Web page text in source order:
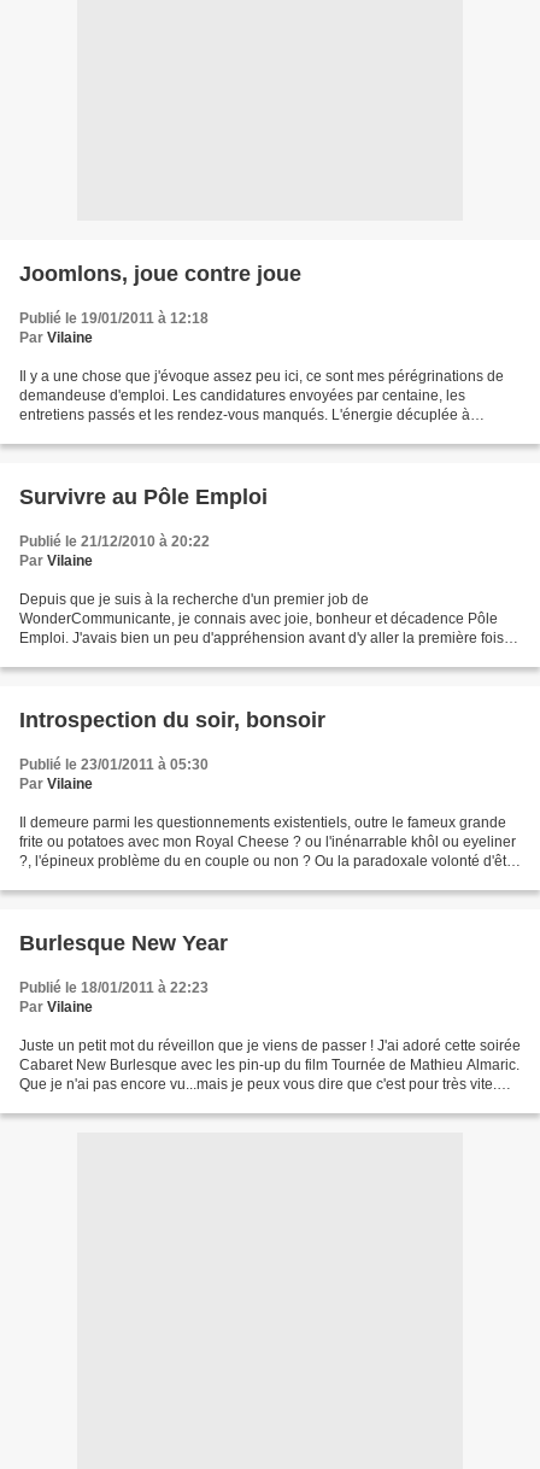
Joomlons, joue contre joue
Publié le 19/01/2011 à 12:18
Par Vilaine
Il y a une chose que j'évoque assez peu ici, ce sont mes pérégrinations de
demandeuse d'emploi. Les candidatures envoyées par centaine, les
entretiens passés et les rendez-vous manqués. L'énergie décuplée à
Survivre au Pôle Emploi
Publié le 21/12/2010 à 20:22
Par Vilaine
Depuis que je suis à la recherche d'un premier job de
WonderCommunicante, je connais avec joie, bonheur et décadence Pôle
Emploi. J'avais bien un peu d'appréhension avant d'y aller la première fois
Introspection du soir, bonsoir
Publié le 23/01/2011 à 05:30
Par Vilaine
Il demeure parmi les questionnements existentiels, outre le fameux grande
frite ou potatoes avec mon Royal Cheese ? ou l'inénarrable khôl ou eyeliner
?, l'épineux problème du en couple ou non ? Ou la paradoxale volonté d'être
Burlesque New Year
Publié le 18/01/2011 à 22:23
Par Vilaine
Juste un petit mot du réveillon que je viens de passer ! J'ai adoré cette soirée
Cabaret New Burlesque avec les pin-up du film Tournée de Mathieu Almaric.
Que je n'ai pas encore vu...mais je peux vous dire que c'est pour très vite.